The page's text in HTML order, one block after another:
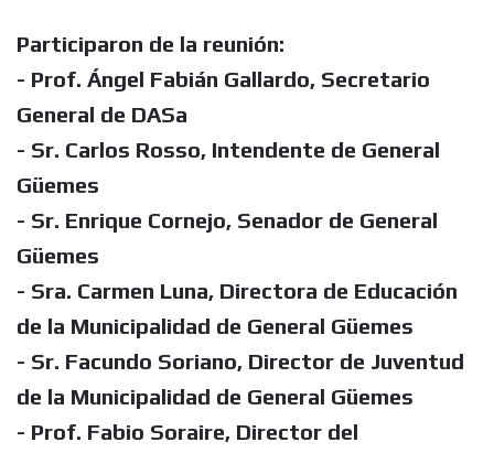
Participaron de la reunión:
- Prof. Ángel Fabián Gallardo, Secretario
General de DASa
- Sr. Carlos Rosso, Intendente de General
Güemes
- Sr. Enrique Cornejo, Senador de General
Güemes
- Sra. Carmen Luna, Directora de Educación
de la Municipalidad de General Güemes
- Sr. Facundo Soriano, Director de Juventud
de la Municipalidad de General Güemes
- Prof. Fabio Soraire, Director del